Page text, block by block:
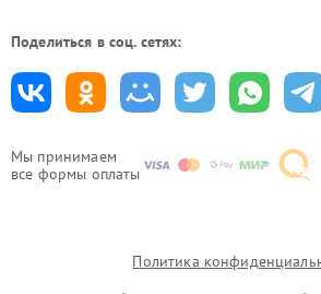
Мы принимаем
все формы оплаты
Поделиться в соц. сетях:
Политика